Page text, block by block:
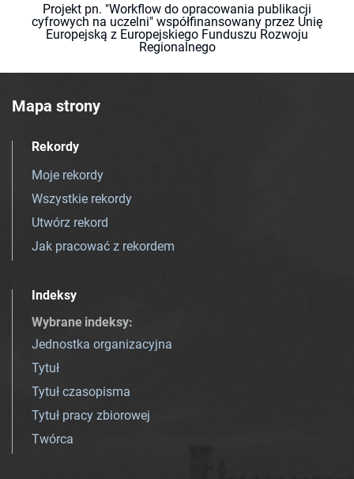
Projekt pn. "Workflow do opracowania publikacji
cyfrowych na uczelni" współfinansowany przez Unię
Europejską z Europejskiego Funduszu Rozwoju
Regionalnego
Mapa strony
Rekordy
Moje rekordy
Wszystkie rekordy
Utwórz rekord
Jak pracować z rekordem
Indeksy
Wybrane indeksy:
Jednostka organizacyjna
Tytuł
Tytuł czasopisma
Tytuł pracy zbiorowej
Twórca